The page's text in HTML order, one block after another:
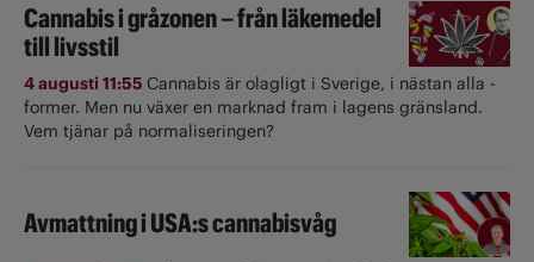
Cannabis i gråzonen – från läkemedel
till livsstil
4 augusti 11:55 Cannabis är olagligt i ­Sverige, i nästan alla ­
former. Men nu växer en marknad fram i lagens gränsland.
Vem tjänar på normaliseringen?
Avmattning i USA:s cannabisvåg